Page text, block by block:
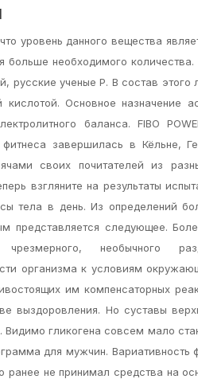
уровень данного вещества
больше необходимого
русские ученые Р. В состав
кислотой. Основное назначение
баланса. FIBO
завершилась в Кёльне,
своих почитателей из
взгляните на результаты
тела в день. Из определений
представляется следующее.
чрезмерного, необычного
организма к условиям
им компенсаторных
выздоровления. Но суставы
Видимо гликогена совсем мало
для мужчин.
ранее не принимал средства на